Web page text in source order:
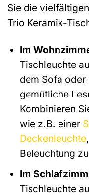
Sie die
Trio Keramik-
Im
Tischleuchte
dem Sofa oder
gemütliche
Kombinieren
wie z.B. einer
Deckenleuchte
Beleuchtung
Im
Tischleuchte